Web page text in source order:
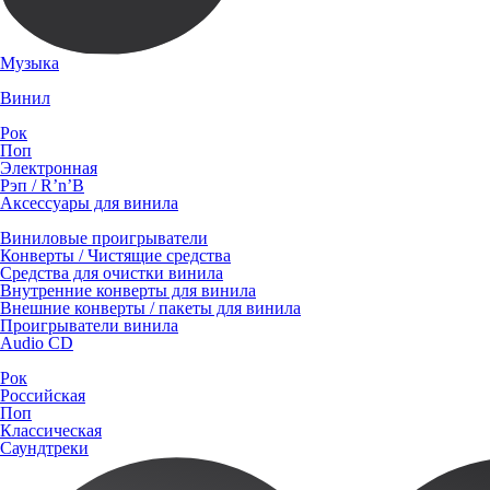
Музыка
Винил
Рок
Поп
Электронная
Рэп / R’n’B
Аксессуары для винила
Виниловые проигрыватели
Конверты / Чистящие средства
Средства для очистки винила
Внутренние конверты для винила
Внешние конверты / пакеты для винила
Проигрыватели винила
Audio CD
Рок
Российская
Поп
Классическая
Саундтреки